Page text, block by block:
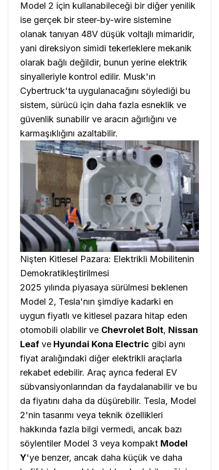
Model 2 için kullanabileceği bir diğer yenilik
ise gerçek bir steer-by-wire sistemine
olanak tanıyan 48V düşük voltajlı mimaridir,
yani direksiyon simidi tekerleklere mekanik
olarak bağlı değildir, bunun yerine elektrik
sinyalleriyle kontrol edilir. Musk'ın
Cybertruck'ta uygulanacağını söylediği bu
sistem, sürücü için daha fazla esneklik ve
güvenlik sunabilir ve aracın ağırlığını ve
karmaşıklığını azaltabilir.
Nişten Kitlesel Pazara: Elektrikli Mobilitenin
Demokratikleştirilmesi
2025 yılında piyasaya sürülmesi beklenen
Model 2, Tesla'nın şimdiye kadarki en
uygun fiyatlı ve kitlesel pazara hitap eden
otomobili olabilir ve Chevrolet Bolt, Nissan
Leaf ve Hyundai Kona Electric gibi aynı
fiyat aralığındaki diğer elektrikli araçlarla
rekabet edebilir. Araç ayrıca federal EV
sübvansiyonlarından da faydalanabilir ve bu
da fiyatını daha da düşürebilir. Tesla, Model
2'nin tasarımı veya teknik özellikleri
hakkında fazla bilgi vermedi, ancak bazı
söylentiler Model 3 veya kompakt Model
Y'ye benzer, ancak daha küçük ve daha